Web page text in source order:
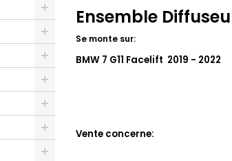
Ensemble
Se monte sur:
BMW 7 G11 Facelift 2019 - 2022
Vente concerne: